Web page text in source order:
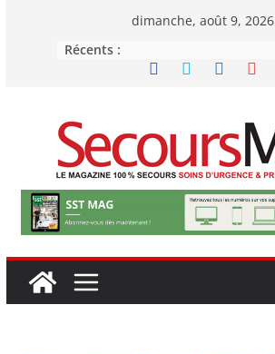
dimanche, août 9, 2026
Récents :